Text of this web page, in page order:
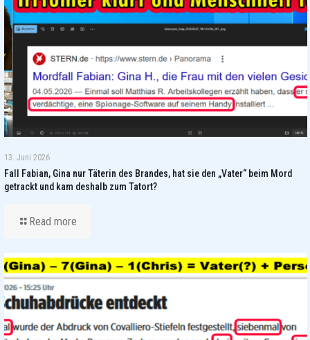
13. Juni 2026
Fall Fabian, Gina nur Täterin des Brandes, hat sie den „Vater“ beim Mord
getrackt und kam deshalb zum Tatort?
Read more